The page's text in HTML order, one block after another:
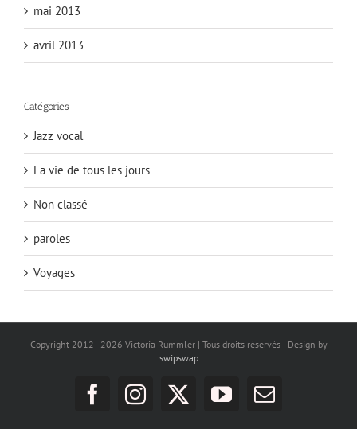
mai 2013
avril 2013
Catégories
Jazz vocal
La vie de tous les jours
Non classé
paroles
Voyages
Copyright 2012 - 2026 Victoria Rummler | Tous droits réservés | Design by
swipswap
FacebookInstagram
X YouTube
Email